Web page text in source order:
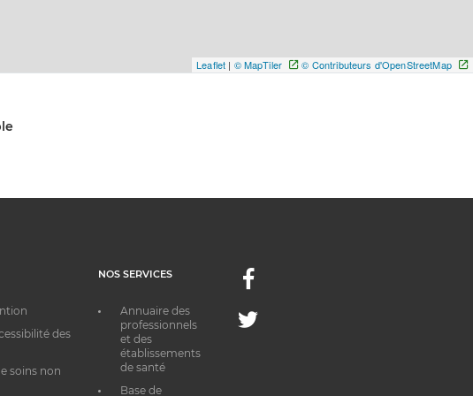
Leaflet | © MapTiler © Contributeurs d'OpenStreetMap
des
soins non
NOS SERVICES
Annuaire des
professionnels
et des
établissements
de santé
Base de
Facebook
Twitter